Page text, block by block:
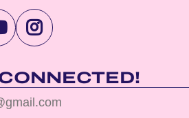
YOUTUBE
VISIT
INSTAGRAM
PROFILE
PAGE